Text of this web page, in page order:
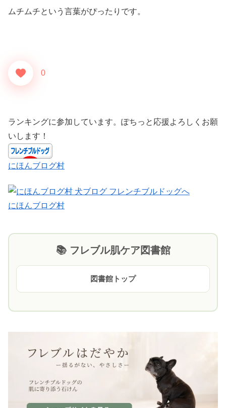
ムチムチという言葉がぴったりです。
0
ランキングに参加しています。ぽちっと応援よろしくお願
いします！
にほんブログ村
にほんブログ村
📚 フレブル肌ケア図書館
図書館トップ